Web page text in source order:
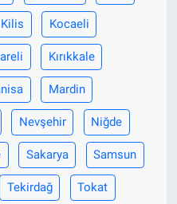
Kilis Kocaeli
Kırıkkale
Mardin
Nevşehir Niğde
Sakarya Samsun
Tekirdağ Tokat